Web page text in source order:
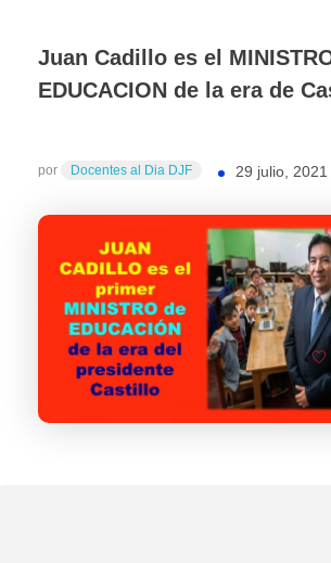
Juan Cadillo es el
EDUCACION de la era de
29 julio, 2021
por Docentes al Dia DJF